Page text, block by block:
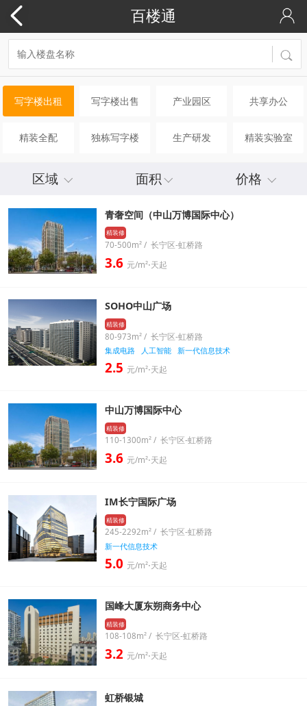
百楼通
写字楼出租 写字楼出售 产业园区 共享办公
精装全配 独栋写字楼 生产研发 精装实验室
区域 面积 价格
青奢空间（中山万博国际中心）
精装修
70-500m² / 长宁区-虹桥路
3.6 元/m²⋅天起
SOHO中山广场
精装修
80-973m² / 长宁区-虹桥路
集成电路
人工智能 新一代信息技术
2.5 元/m²⋅天起
中山万博国际中心
精装修
110-1300m² / 长宁区-虹桥路
3.6 元/m²⋅天起
IM长宁国际广场
精装修
245-2292m² / 长宁区-虹桥路
新一代信息技术
5.0 元/m²⋅天起
国峰大厦东朔商务中心
精装修
108-108m² / 长宁区-虹桥路
3.2 元/m²⋅天起
虹桥银城